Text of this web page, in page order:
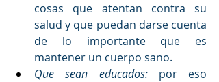
cosas que atentan contra su
salud y que puedan darse cuenta
de lo importante que es
mantener un cuerpo sano.
Que sean educados: por eso